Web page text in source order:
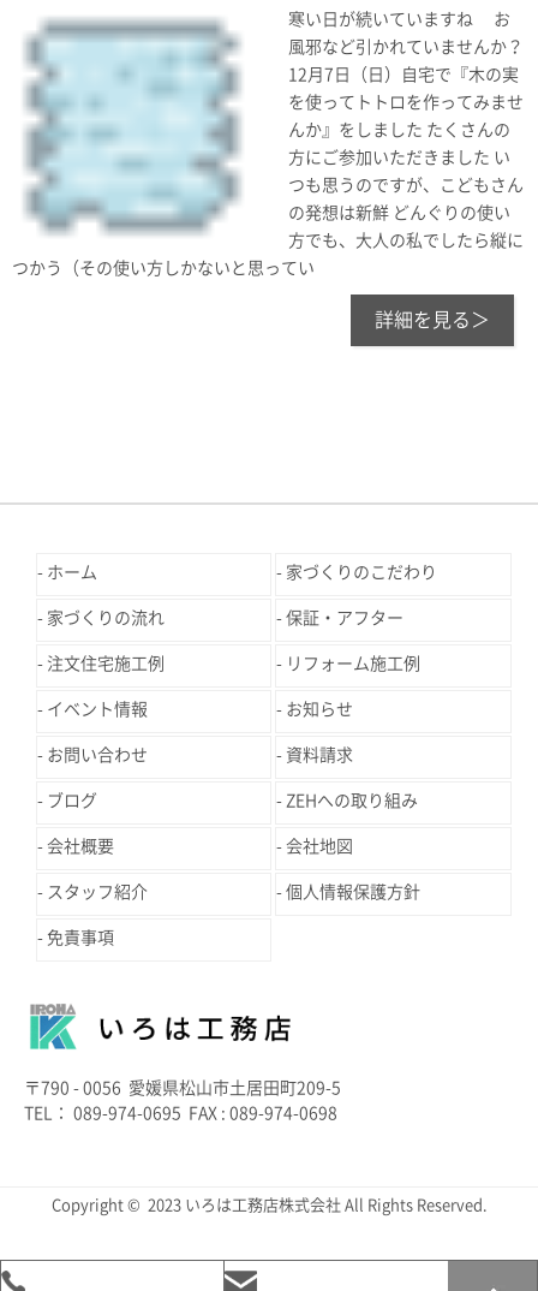
寒い日が続いていますね お
風邪など引かれていませんか？
12月7日（日）自宅で『木の実
を使ってトトロを作ってみませ
んか』をしました たくさんの
方にご参加いただきました い
つも思うのですが、こどもさん
の発想は新鮮 どんぐりの使い
方でも、大人の私でしたら縦に
つかう（その使い方しかないと思ってい
詳細を見る＞
ホーム 家づくりのこだわり
家づくりの流れ 保証・アフター
注文住宅施工例 リフォーム施工例
イベント情報 お知らせ
お問い合わせ 資料請求
ブログ ZEHへの取り組み
会社概要 会社地図
スタッフ紹介 個人情報保護方針
免責事項
〒790 - 0056 愛媛県松山市土居田町209-5
TEL： 089-974-0695 FAX : 089-974-0698
Copyright © 2023 いろは工務店株式会社 All Rights Reserved.